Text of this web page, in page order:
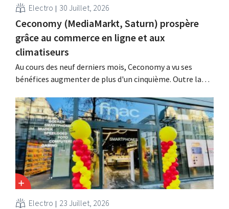
Electro 30 Juillet, 2026
Ceconomy (MediaMarkt, Saturn) prospère
grâce au commerce en ligne et aux
climatiseurs
Au cours des neuf derniers mois, Ceconomy a vu ses
bénéfices augmenter de plus d'un cinquième. Outre la
les médias de vente au détail et la place de marché ont
également contribué à cette croissance.
Electro 23 Juillet, 2026